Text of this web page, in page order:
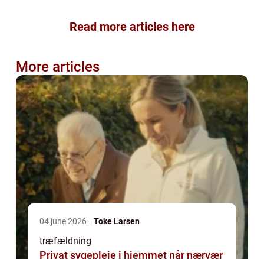
Read more articles here
More articles
04 june 2026 Toke Larsen
træfældning
Privat sygepleje i hjemmet når nærvær